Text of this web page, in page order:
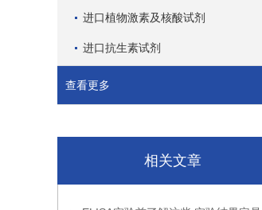
进口植物激素及核酸试剂
进口抗生素试剂
查看更多
相关文章